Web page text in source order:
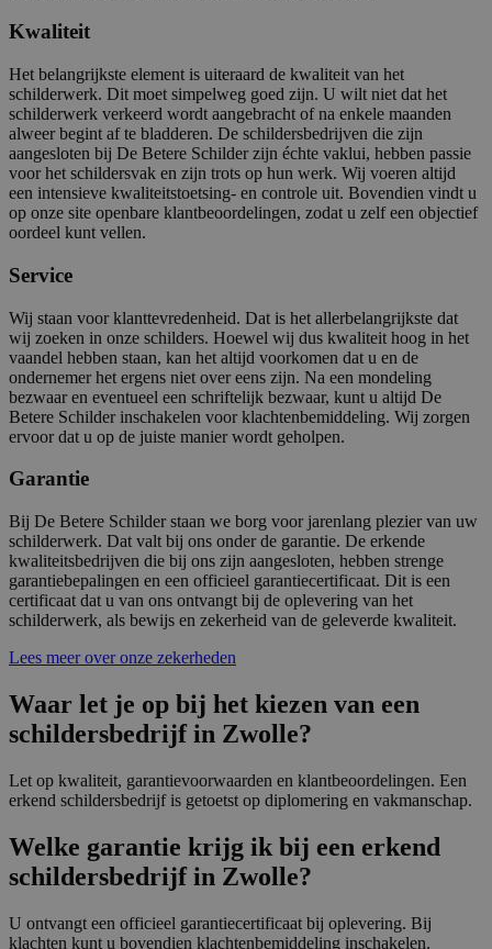
Kwaliteit
Het belangrijkste element is uiteraard de kwaliteit van het
schilderwerk. Dit moet simpelweg goed zijn. U wilt niet dat het
schilderwerk verkeerd wordt aangebracht of na enkele maanden
alweer begint af te bladderen. De schildersbedrijven die zijn
aangesloten bij De Betere Schilder zijn échte vaklui, hebben passie
voor het schildersvak en zijn trots op hun werk. Wij voeren altijd
een intensieve kwaliteitstoetsing- en controle uit. Bovendien vindt u
op onze site openbare klantbeoordelingen, zodat u zelf een objectief
oordeel kunt vellen.
Service
Wij staan voor klanttevredenheid. Dat is het allerbelangrijkste dat
wij zoeken in onze schilders. Hoewel wij dus kwaliteit hoog in het
vaandel hebben staan, kan het altijd voorkomen dat u en de
ondernemer het ergens niet over eens zijn. Na een mondeling
bezwaar en eventueel een schriftelijk bezwaar, kunt u altijd De
Betere Schilder inschakelen voor klachtenbemiddeling. Wij zorgen
ervoor dat u op de juiste manier wordt geholpen.
Garantie
Bij De Betere Schilder staan we borg voor jarenlang plezier van uw
schilderwerk. Dat valt bij ons onder de garantie. De erkende
kwaliteitsbedrijven die bij ons zijn aangesloten, hebben strenge
garantiebepalingen en een officieel garantiecertificaat. Dit is een
certificaat dat u van ons ontvangt bij de oplevering van het
schilderwerk, als bewijs en zekerheid van de geleverde kwaliteit.
Lees meer over onze zekerheden
Waar let je op bij het kiezen van een
schildersbedrijf in Zwolle?
Let op kwaliteit, garantievoorwaarden en klantbeoordelingen. Een
erkend schildersbedrijf is getoetst op diplomering en vakmanschap.
Welke garantie krijg ik bij een erkend
schildersbedrijf in Zwolle?
U ontvangt een officieel garantiecertificaat bij oplevering. Bij
klachten kunt u bovendien klachtenbemiddeling inschakelen.